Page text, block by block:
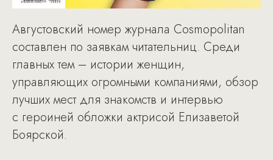
Августовский номер журнала Cosmopolitan
составлен по заявкам читательниц. Среди
главных тем – истории женщин,
управляющих огромными компаниями, обзор
лучших мест для знакомств и интервью
с героиней обложки актрисой Елизаветой
Боярской.